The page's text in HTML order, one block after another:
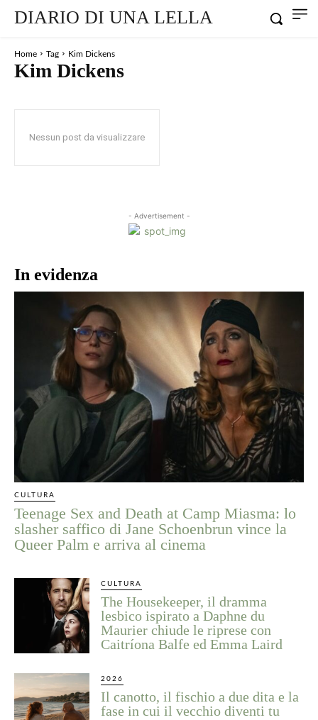
DIARIO DI UNA LELLA
Home Tag Kim Dickens
Kim Dickens
Nessun post da visualizzare
- Advertisement -
In evidenza
CULTURA
Teenage Sex and Death at Camp Miasma: lo
slasher saffico di Jane Schoenbrun vince la
Queer Palm e arriva al cinema
CULTURA
The Housekeeper, il dramma
lesbico ispirato a Daphne du
Maurier chiude le riprese con
Caitríona Balfe ed Emma Laird
2026
Il canotto, il fischio a due dita e la
fase in cui il vecchio diventi tu